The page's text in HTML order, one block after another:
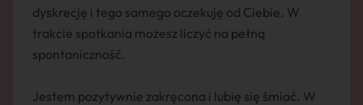
dyskrecję i tego samego oczekuję od Ciebie. W
trakcie spotkania możesz liczyć na pełną
spontaniczność.
Jestem pozytywnie zakręcona i lubię się śmiać. W